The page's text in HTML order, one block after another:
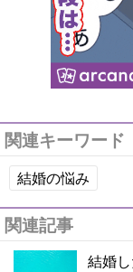
関連キーワード
結婚の悩み
関連記事
結婚